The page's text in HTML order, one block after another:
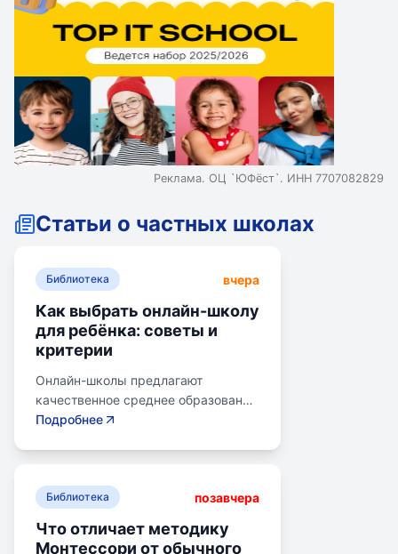
Реклама. ОЦ `ЮФёст`. ИНН 7707082829
Статьи о частных школах
Библиотека вчера
Как выбрать онлайн-школу
для ребёнка: советы и
критерии
Онлайн-школы предлагают
качественное среднее образование
без привязки к району. Важно
предпочитаемую нагрузку. Важно
получить аттестат для поступления
Подробнее
Библиотека позавчера
Что отличает методику
Монтессори от обычного